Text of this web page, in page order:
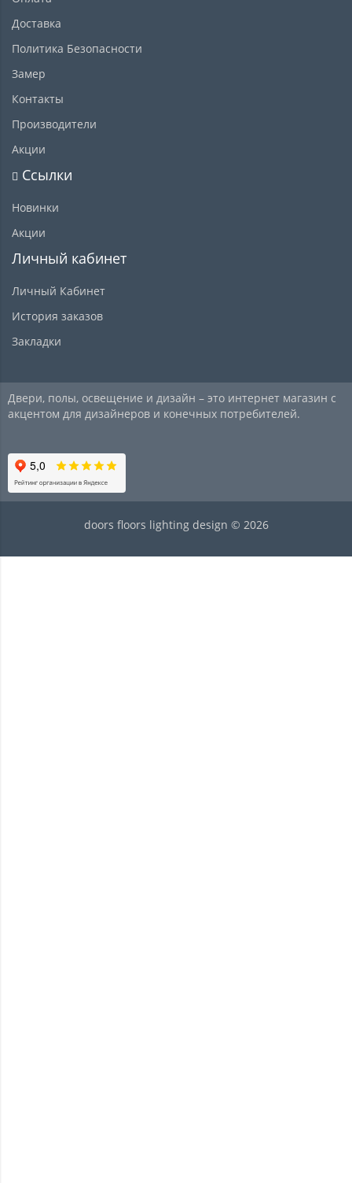
Доставка
Политика Безопасности
Замер
Контакты
Производители
Акции
Ссылки
Новинки
Акции
Личный кабинет
Личный Кабинет
История заказов
Закладки
Двери, полы, освещение и дизайн – это интернет магазин с
акцентом для дизайнеров и конечных потребителей.
doors floors lighting design © 2026